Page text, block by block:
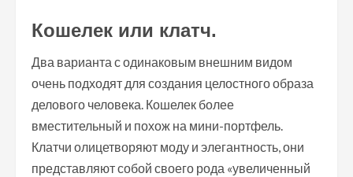
Кошелек или клатч.
Два варианта с одинаковым внешним видом
очень подходят для создания целостного образа
делового человека. Кошелек более
вместительный и похож на мини-портфель.
Клатчи олицетворяют моду и элегантность, они
представляют собой своего рода «увеличенный